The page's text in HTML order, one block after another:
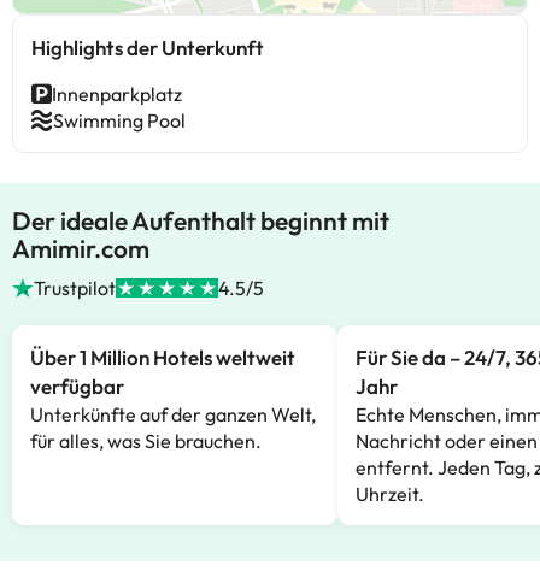
Highlights der Unterkunft
Innenparkplatz
Swimming Pool
Der ideale Aufenthalt beginnt mit
Amimir.com
Trustpilot 4.5/5
Über 1 Million Hotels weltweit
verfügbar
Unterkünfte auf der ganzen Welt,
für alles, was Sie brauchen.
Für Sie da – 24/7,
Jahr
Echte Menschen,
Nachricht oder
entfernt. Jeden Tag,
Uhrzeit.